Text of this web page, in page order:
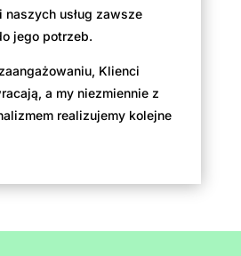
usług zawsze
jego potrzeb.
Klienci
a my niezmiennie z
realizujemy kolejne